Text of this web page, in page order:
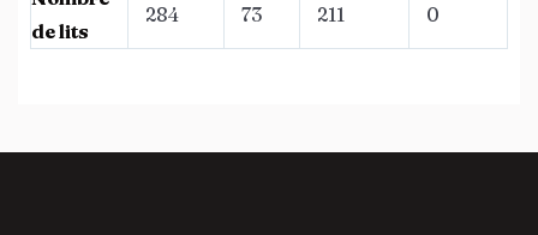
de lits
284 73 211 0